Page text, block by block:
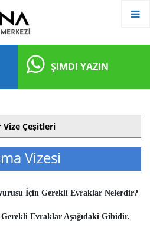
ŞIMDI YAZIN
Vize Çeşitleri
Vizesi
İçin Gerekli Evraklar Nelerdir?
Evraklar Aşağıdaki Gibidir.